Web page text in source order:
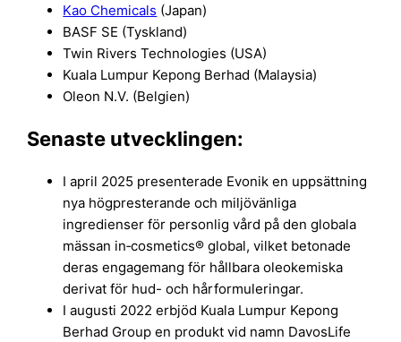
Kao Chemicals (Japan)
BASF SE (Tyskland)
Twin Rivers Technologies (USA)
Kuala Lumpur Kepong Berhad (Malaysia)
Oleon N.V. (Belgien)
Senaste utvecklingen:
I april 2025 presenterade Evonik en uppsättning
nya högpresterande och miljövänliga
ingredienser för personlig vård på den globala
mässan in‑cosmetics® global, vilket betonade
deras engagemang för hållbara oleokemiska
derivat för hud- och hårformuleringar.
I augusti 2022 erbjöd Kuala Lumpur Kepong
Berhad Group en produkt vid namn DavosLife